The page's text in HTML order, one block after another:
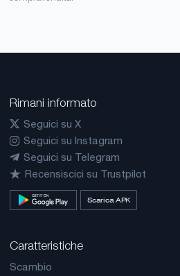
Rimani informato
Seguici su X
Seguici su Instagram
Seguici su Telegram
Recensiscici su Trustpilot
Scarica APK
Caratteristiche
Scambio